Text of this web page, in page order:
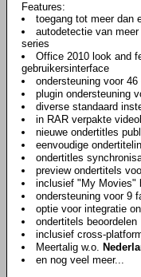
Features:
toegang tot meer dan
autodetectie van
series
Office 2010 look and
gebruikersinterface
ondersteuning voor
plugin ondersteuning
diverse standaard
in RAR verpakte
nieuwe ondertitles
eenvoudige
ondertitles
preview ondertitels
inclusief "My Movies"
ondersteuning voor 9
optie voor integratie
ondertitels beoordelen
inclusief cross-
Meertalig w.o.
en nog veel meer...